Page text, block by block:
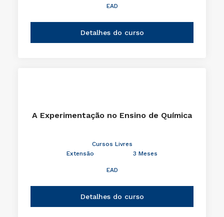
EAD
Detalhes do curso
A Experimentação no Ensino de Química
Cursos Livres
Extensão
3 Meses
EAD
Detalhes do curso